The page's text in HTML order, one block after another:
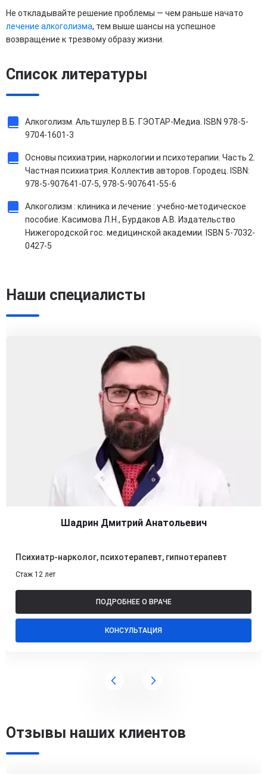
Не откладывайте решение проблемы — чем раньше начато
лечение алкоголизма, тем выше шансы на успешное
возвращение к трезвому образу жизни.
Список литературы
Алкоголизм. Альтшулер В.Б. ГЭОТАР-Медиа. ISBN 978-5-
9704-1601-3
Основы психиатрии, наркологии и психотерапии. Часть 2.
Частная психиатрия. Коллектив авторов. Городец. ISBN:
978-5-907641-07-5, 978-5-907641-55-6
Алкоголизм : клиника и лечение : учебно-методическое
пособие. Касимова Л.Н., Бурдаков А.В. Издательство
Нижегородской гос. медицинской академии. ISBN 5-7032-
0427-5
Наши специалисты
Шадрин Дмитрий Анатольевич
Психиатр-нарколог, психотерапевт, гипнотерапевт
Стаж 12 лет
ПОДРОБНЕЕ О ВРАЧЕ
КОНСУЛЬТАЦИЯ
Отзывы наших клиентов